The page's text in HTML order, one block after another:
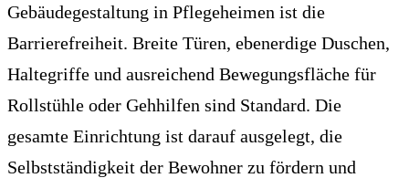
Gebäudegestaltung in Pflegeheimen ist die
Barrierefreiheit. Breite Türen, ebenerdige Duschen,
Haltegriffe und ausreichend Bewegungsfläche für
Rollstühle oder Gehhilfen sind Standard. Die
gesamte Einrichtung ist darauf ausgelegt, die
Selbstständigkeit der Bewohner zu fördern und